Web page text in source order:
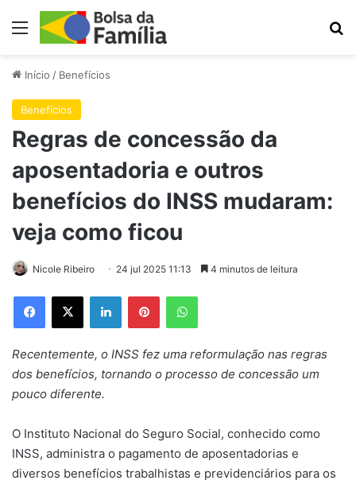
Menu
Início / Benefícios
Benefícios
Regras de concessão da
aposentadoria e outros
benefícios do INSS mudaram:
veja como ficou
Nicole Ribeiro 24 jul 2025 11:13 4 minutos de leitura
Facebook
X LinkedinPinterestWhatsApp
Recentemente, o INSS fez uma reformulação nas regras
dos benefícios, tornando o processo de concessão um
pouco diferente.
O Instituto Nacional do Seguro Social, conhecido como
INSS, administra o pagamento de aposentadorias e
diversos benefícios trabalhistas e previdenciários para os